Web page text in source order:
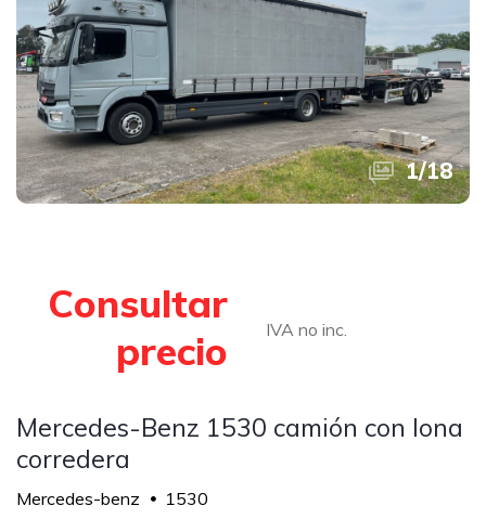
1/18
Consultar
precio
IVA no inc.
Mercedes-Benz 1530 camión con lona
corredera
Mercedes-benz 1530